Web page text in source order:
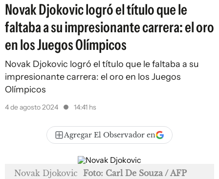
Novak Djokovic logró el título que le
faltaba a su impresionante carrera: el oro
en los Juegos Olímpicos
Novak Djokovic logró el título que le faltaba a su
impresionante carrera: el oro en los Juegos
Olímpicos
4 de agosto 2024 14:41 hs
Agregar El Observador en
Novak Djokovic Foto: Carl De Souza / AFP